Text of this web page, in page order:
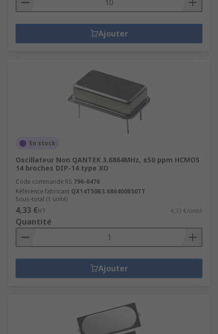
Ajouter
En stock
Oscillateur Non QANTEK 3.6864MHz, ±50 ppm HCMOS
14 broches DIP-14 type XO
Code commande RS 796-0476
Référence fabricant QX14T50B3.686400B50TT
Sous-total (1 unité)
4,33 €HT 4,33 €/unité
Quantité
Ajouter